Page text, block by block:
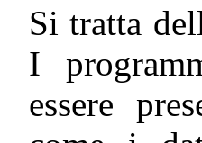
Si tratta
I
essere